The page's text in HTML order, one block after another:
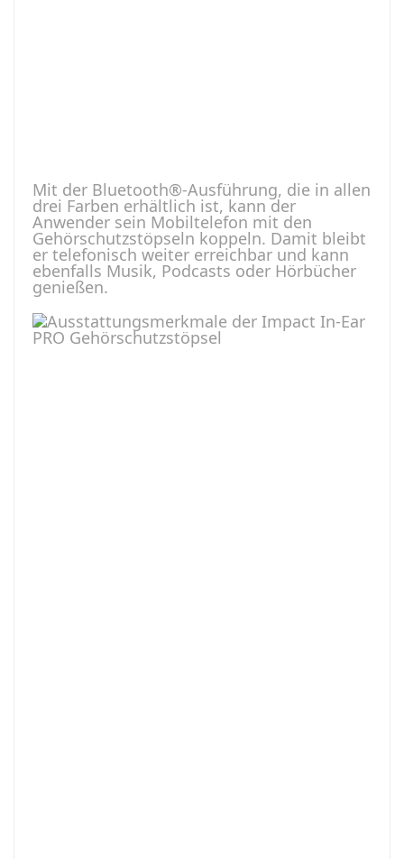
Mit der Bluetooth®-Ausführung, die in allen
drei Farben erhältlich ist, kann der
Anwender sein Mobiltelefon mit den
Gehörschutzstöpseln koppeln. Damit bleibt
er telefonisch weiter erreichbar und kann
ebenfalls Musik, Podcasts oder Hörbücher
genießen.